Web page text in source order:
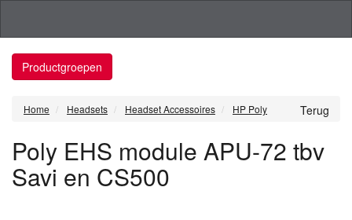
Productgroepen
Terug
Home Headsets Headset Accessoires HP Poly
Poly EHS module APU-72 tbv
Savi en CS500